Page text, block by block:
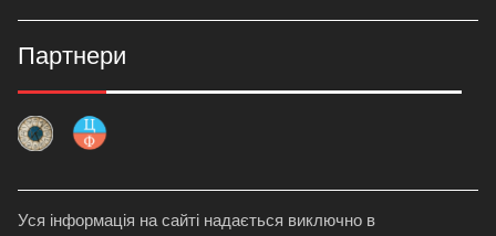
Партнери
Уся інформація на сайті надається виключно в